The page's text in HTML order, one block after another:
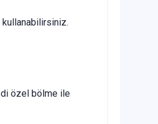
kullanabilirsiniz.
özel bölme ile